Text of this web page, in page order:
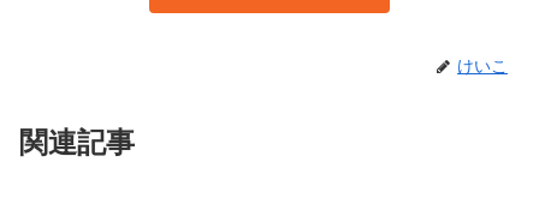
けいこ
関連記事